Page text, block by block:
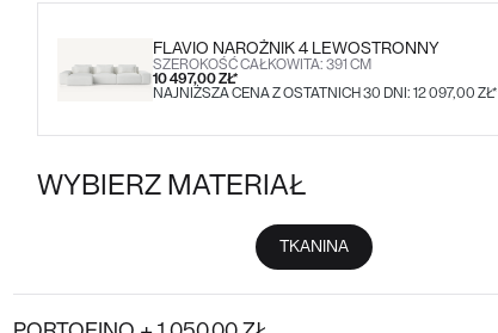
FLAVIO NAROŻNIK 4 LEWOSTRONNY
SZEROKOŚĆ CAŁKOWITA: 391 CM
10 497,00 ZŁ*
NAJNIŻSZA CENA Z OSTATNICH 30 DNI: 12 097,00 ZŁ*
WYBIERZ MATERIAŁ
TKANINA